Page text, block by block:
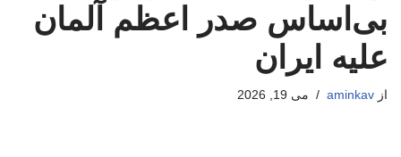
بی‌اساس صدر اعظم آلمان
علیه ایران
از aminkav می 19, 2026